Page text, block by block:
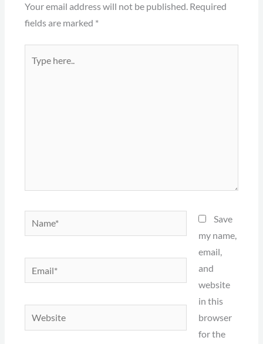
Your email address will not be published. Required
fields are marked *
here..
Name*
Email*
Website
Save
my name,
email,
and
website
in this
browser
for the